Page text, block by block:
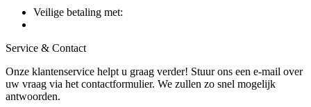
Veilige betaling met:
Service & Contact
Onze klantenservice helpt u graag verder! Stuur ons een e-mail over
uw vraag via het contactformulier. We zullen zo snel mogelijk
antwoorden.